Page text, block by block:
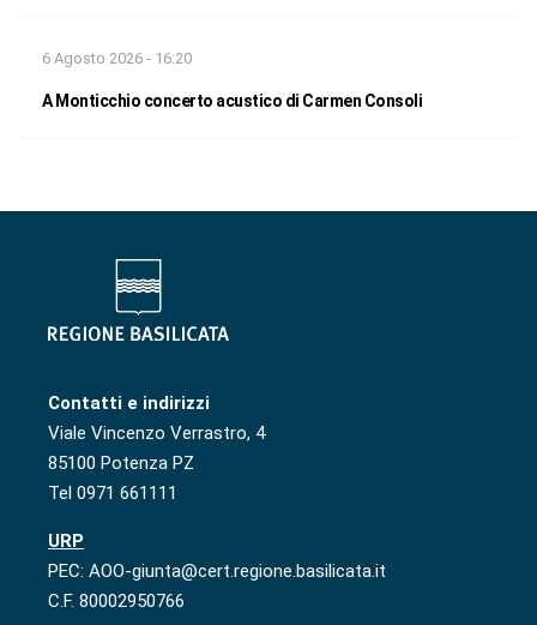
6 Agosto 2026 - 16:20
A Monticchio concerto acustico di Carmen Consoli
Contatti e indirizzi
Viale Vincenzo Verrastro, 4
85100 Potenza PZ
Tel 0971 661111
URP
PEC: AOO-giunta@cert.regione.basilicata.it
C.F. 80002950766